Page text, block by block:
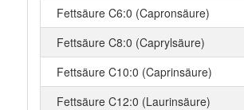
Fettsäure C6:0 (Capronsäure)
Fettsäure C8:0 (Caprylsäure)
Fettsäure C10:0 (Caprinsäure)
Fettsäure C12:0 (Laurinsäure)